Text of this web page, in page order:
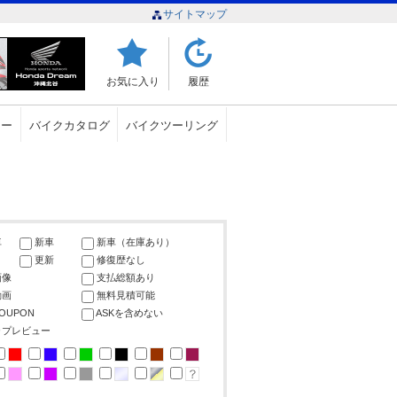
サイトマップ
お気に入り 履歴
バイクカタログ バイクツーリング
新車
新車（在庫あり）
更新
修復歴なし
支払総額あり
画
無料見積可能
ASKを含めない
プレビュー